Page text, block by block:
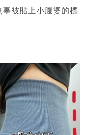
被貼上小腹婆的標